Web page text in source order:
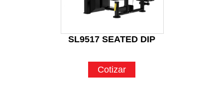
SL9517 SEATED DIP
Cotizar